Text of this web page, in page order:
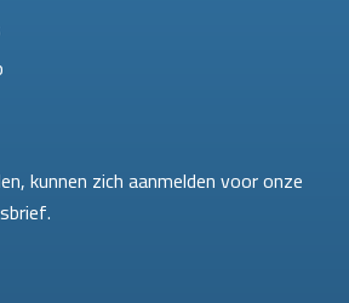
kunnen zich aanmelden voor onze